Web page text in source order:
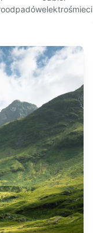
elektrośmieci